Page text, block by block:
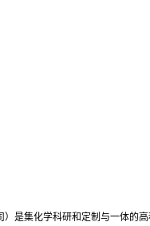
是集化学科研和定制与一体的